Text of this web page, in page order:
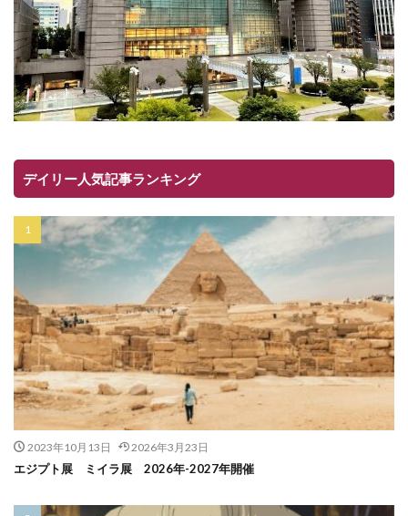
デイリー人気記事ランキング
2023年10月13日 2026年3月23日
エジプト展 ミイラ展 2026年-2027年開催